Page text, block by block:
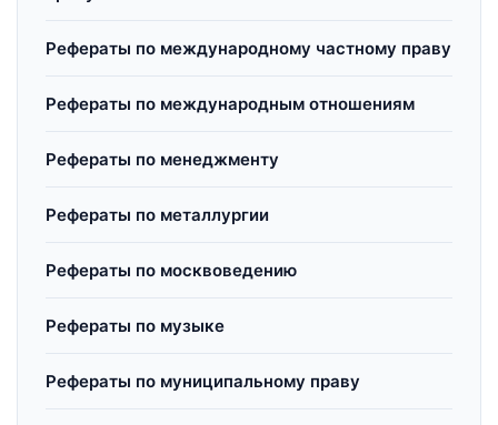
Рефераты по международному частному праву
Рефераты по международным отношениям
Рефераты по менеджменту
Рефераты по металлургии
Рефераты по москвоведению
Рефераты по музыке
Рефераты по муниципальному праву